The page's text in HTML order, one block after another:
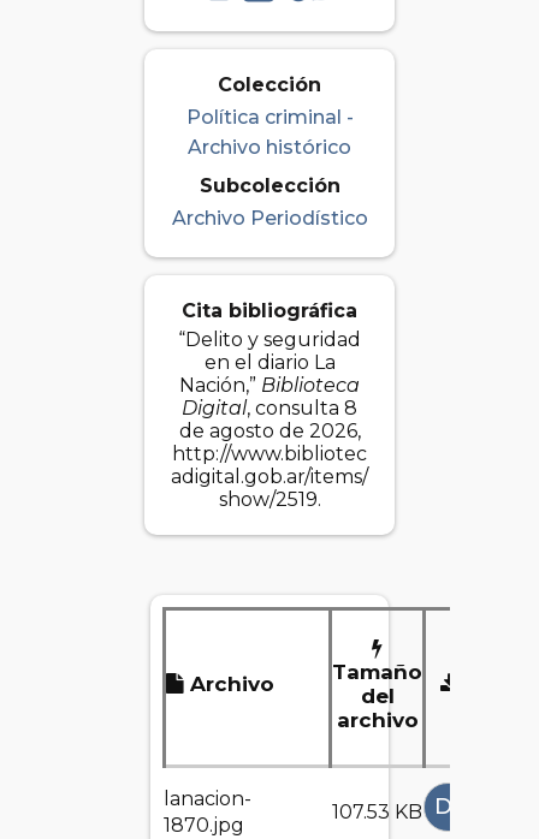
Colección
Política criminal -
Archivo histórico
Subcolección
Archivo Periodístico
Cita bibliográfica
“Delito y seguridad
en el diario La
Nación,” Biblioteca
Digital, consulta 8
de agosto de 2026,
http://www.bibliotec
adigital.gob.ar/items/
show/2519.
Archivo
Tamaño
del
archivo
lanacion-
1870.jpg
107.53 KB